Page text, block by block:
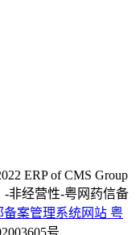
ERP of CMS Group
非经营性-粤网药信备
案管理系统网站 粤
号